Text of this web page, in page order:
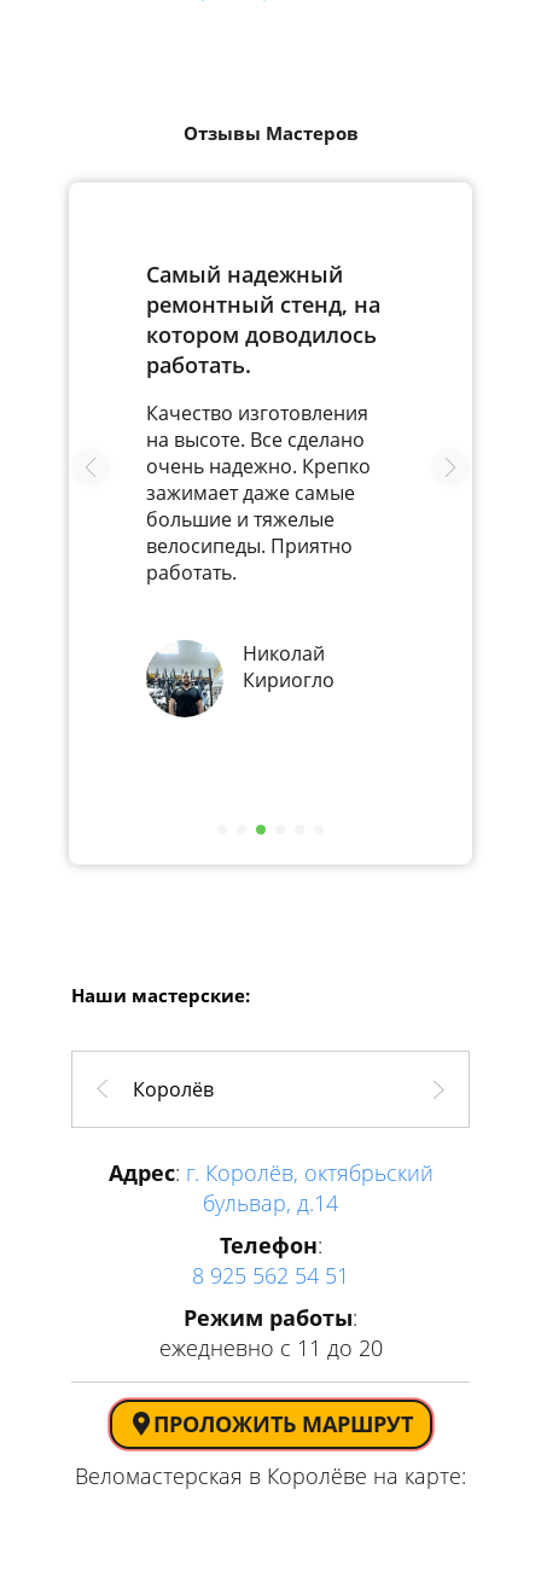
Отзывы Мастеров
Самый надежный
ремонтный стенд, на
котором доводилось
работать.
Качество изготовления
на высоте. Все сделано
очень надежно. Крепко
зажимает даже самые
большие и тяжелые
велосипеды. Приятно
работать.
Николай
Кириогло
Наши мастерские:
Адрес: г. Королёв, октябрьский
бульвар, д.14
Телефон:
8 925 562 54 51
Режим работы:
ежедневно с 11 до 20
ПРОЛОЖИТЬ МАРШРУТ
Веломастерская в Королёве на карте:
Королёв